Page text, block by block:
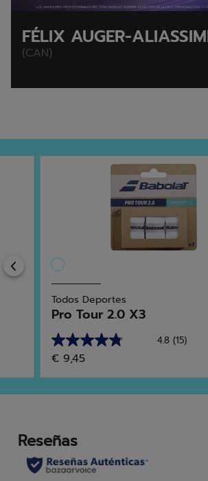
FÉLIX AUGER-
(CAN)
Previous
Todos Deportes
Pro Tour 2.0 X3
4.8 (15)
4.8
de
5
estrellas.
reseñas
€ 9,45